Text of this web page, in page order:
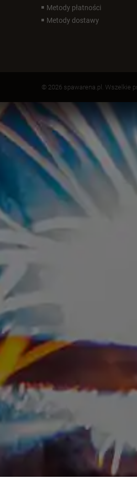
Metody płatności
Metody dostawy
© 2026 spawarena.pl. Wszelkie